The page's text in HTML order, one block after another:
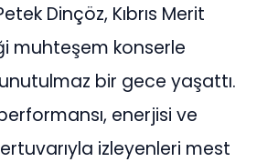
Dinçöz, Kıbrıs Merit
muhteşem konserle
bir gece yaşattı.
enerjisi ve
izleyenleri mest